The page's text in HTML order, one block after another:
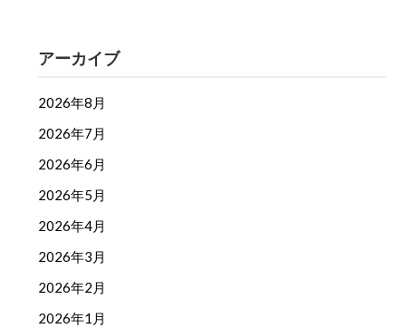
アーカイブ
2026年8月
2026年7月
2026年6月
2026年5月
2026年4月
2026年3月
2026年2月
2026年1月